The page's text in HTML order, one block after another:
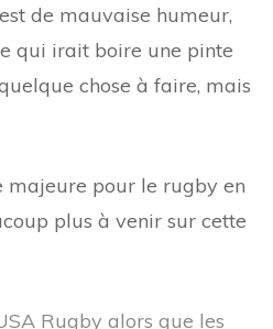
de mauvaise humeur,
qui irait boire une pinte
chose à faire, mais
majeure pour le rugby en
plus à venir sur cette
Rugby alors que les